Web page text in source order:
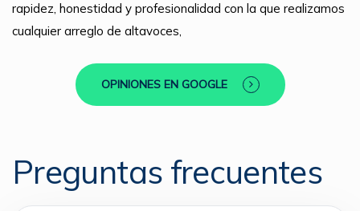
rapidez, honestidad y profesionalidad con la que realizamos
cualquier arreglo de altavoces,
OPINIONES EN GOOGLE
Preguntas frecuentes